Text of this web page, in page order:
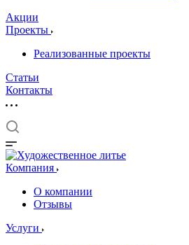
Акции
Проекты
Реализованные проекты
Статьи
Контакты
Компания
О компании
Отзывы
Услуги